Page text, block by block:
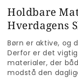
Holdbare
Hverdagens
Børn er aktive, og
Derfor er det
materialer, der
modstå den